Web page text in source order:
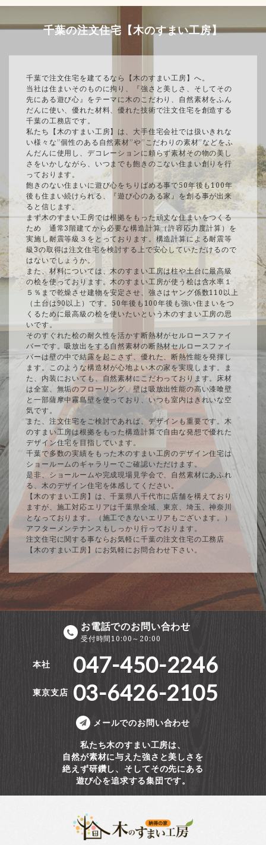
千葉の注文住宅【木のすまい工房】
千葉で注文住宅を建てるなら【木のすまい工房】へ。
当社は住まいそのものに拘り、『強さと美しさ、そしてその
先にある遊び心』をテーマに木のこだわり、自然素材をふん
だんに使い、優れた材料、優れた技術で注文住宅を創造する
千葉の工務店です。
私たち【木のすまい工房】は、大手住宅会社では扱いきれな
い様々な”個性のある自然素材”や”こだわりの素材”などをふ
んだんに使用し、デコレーションに頼らず素材その物の美し
さをいかしながら、いつまでも飽きのこない住まい創りを行
っております。
飽きのない住まいに遊び心をちりばめる事で50年後も100年
後も住まい続けられる、『遊び心のある家』を創る事が出来
ると信じます。
まず木のすまい工房では根拠をもった頑丈な住まいをつくる
ため 通常3階建てから必要な構造計算（許容応力度計算）を
実施し耐震等級３をとっております。構造計算による耐震等
級3の取得は注文住宅を検討する上で安心していただけるので
はないでしょうか。
また、材料については、木のすまい工房は柱や土台に最高級
の桧を使っております。木のすまい工房が使う桧は含水率１
５％まで乾燥させ建物を安定させ、強さはヤング係数110以上
（土台は90以上）です。50年後も100年後も強い住まいをつ
くるために最高級の桧を使いたいという木のすまい工房の思
いです。
そのすぐれた桧の耐久性を活かす断熱材がセルロースファイ
バーです。吸放出をする自然素材の断熱材セルロースファイ
バーは壁の中で結露を起こさず、優れた、断熱性能を発揮し
ます。このような構造材が心地よい木の家を実現します。ま
た、内装においても、自然素材にこだわっております。床材
は全室、無垢のフローリング、壁は吸放出性能の高い漆喰壁
と一部薩摩中霧島壁を使っており、いつも室内はきれいな空
気です。
また、注文住宅をご検討であれば、デザインも重要です。木
のすまい工房は根拠をもった構造計算で自由な発想で優れた
デザイン住宅を目指しています。
千葉で多数の実績をもった木のすまい工房のデザイン住宅は
ショールームのギャラリーでご確認いただけます。
是非、ショールームや完成現場見学会で、自然素材にあふれ
る、木のデザイン住宅を体感してください。
【木のすまい工房】は、千葉県八千代市に店舗を構えており
ますが、施工対応エリアは千葉県全域、東京、埼玉、神奈川
となっております。（施工できないエリアもございます。）
アフターメンテナンスもしっかり行っております。
注文住宅に関する事ならお気軽に千葉の注文住宅の工務店
【木のすまい工房】にお気軽にお問合わせ下さい。
お電話でのお問い合わせ
受付時間10:00～20:00
本社 047-450-2246
東京支店 03-6426-2105
メールでのお問い合わせ
私たち木のすまい工房は、
自然が素材に与えた強さと美しさを
絶えず研鑽し、そしてその先にある
遊び心を追求する集団です。